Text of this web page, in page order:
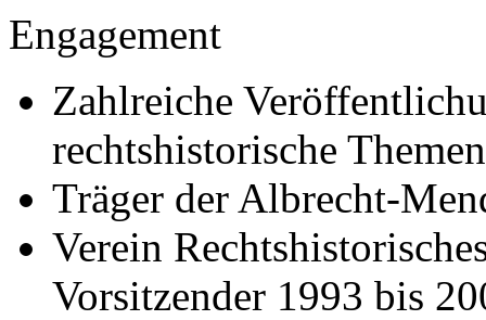
Engagement
Zahlreiche
rechtshistorische Themen
Träger der Albrecht-
Verein
Vorsitzender 1993 bis